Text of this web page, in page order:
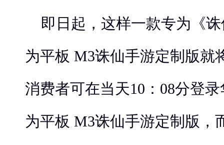
即日起，这样一款专为《
为平板 M3诛仙手游定制版就
消费者可在当天10：08分登
为平板 M3诛仙手游定制版，